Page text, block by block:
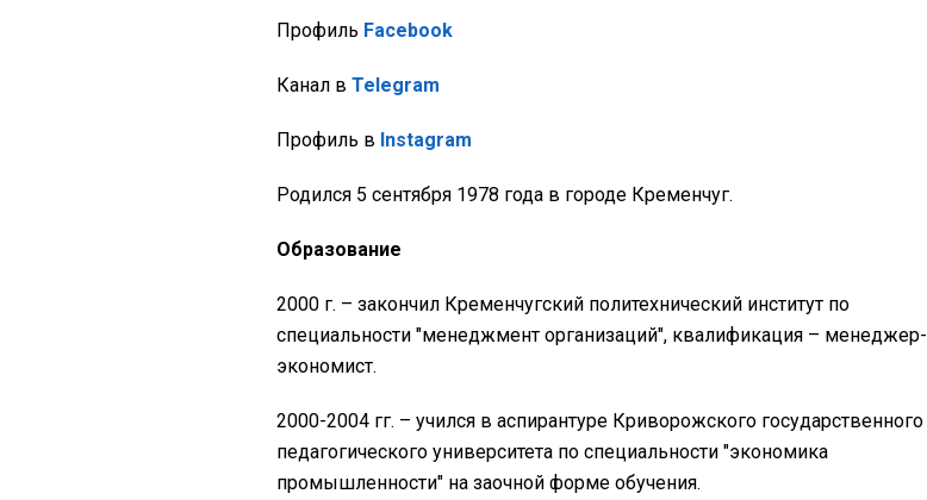
Профиль Facebook
Канал в Telegram
Профиль в Instagram
Родился 5 сентября 1978 года в городе Кременчуг.
Образование
2000 г. – закончил Кременчугский политехнический институт по
специальности "менеджмент организаций", квалификация – менеджер-
экономист.
2000-2004 гг. – учился в аспирантуре Криворожского государственного
педагогического университета по специальности "экономика
промышленности" на заочной форме обучения.